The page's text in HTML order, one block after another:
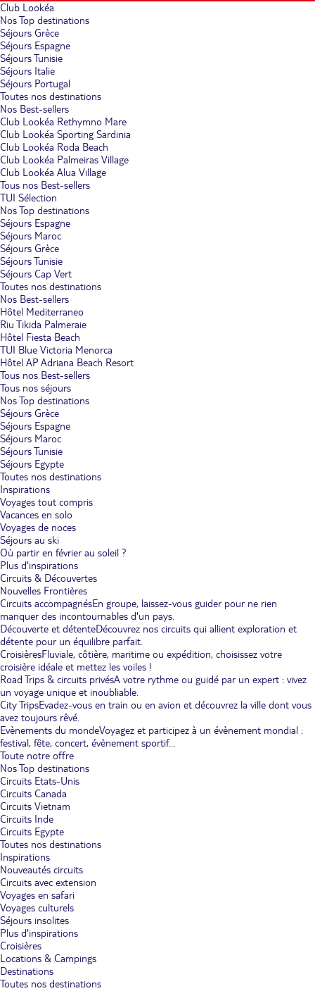
Club Lookéa
Nos Top destinations
Séjours Grèce
Séjours Espagne
Séjours Tunisie
Séjours Italie
Séjours Portugal
Toutes nos destinations
Nos Best-sellers
Club Lookéa Rethymno Mare
Club Lookéa Sporting Sardinia
Club Lookéa Roda Beach
Club Lookéa Palmeiras Village
Club Lookéa Alua Village
Tous nos Best-sellers
TUI Sélection
Nos Top destinations
Séjours Espagne
Séjours Maroc
Séjours Grèce
Séjours Tunisie
Séjours Cap Vert
Toutes nos destinations
Nos Best-sellers
Hôtel Mediterraneo
Riu Tikida Palmeraie
Hôtel Fiesta Beach
TUI Blue Victoria Menorca
Hôtel AP Adriana Beach Resort
Tous nos Best-sellers
Tous nos séjours
Nos Top destinations
Séjours Grèce
Séjours Espagne
Séjours Maroc
Séjours Tunisie
Séjours Egypte
Toutes nos destinations
Inspirations
Voyages tout compris
Vacances en solo
Voyages de noces
Séjours au ski
Où partir en février au soleil ?
Plus d'inspirations
Circuits & Découvertes
Nouvelles Frontières
Circuits accompagnésEn groupe, laissez-vous guider pour ne rien
manquer des incontournables d'un pays.
Découverte et détenteDécouvrez nos circuits qui allient exploration et
détente pour un équilibre parfait.
CroisièresFluviale, côtière, maritime ou expédition, choisissez votre
croisière idéale et mettez les voiles !
Road Trips & circuits privésA votre rythme ou guidé par un expert : vivez
un voyage unique et inoubliable.
City TripsEvadez-vous en train ou en avion et découvrez la ville dont vous
avez toujours rêvé.
Evènements du mondeVoyagez et participez à un évènement mondial :
festival, fête, concert, évènement sportif...
Toute notre offre
Nos Top destinations
Circuits Etats-Unis
Circuits Canada
Circuits Vietnam
Circuits Inde
Circuits Egypte
Toutes nos destinations
Inspirations
Nouveautés circuits
Circuits avec extension
Voyages en safari
Voyages culturels
Séjours insolites
Plus d'inspirations
Croisières
Locations & Campings
Destinations
Toutes nos destinations